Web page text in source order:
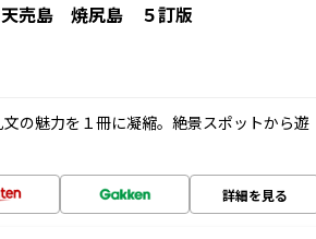
売島 焼尻島 ５訂版
の魅力を１冊に凝縮。絶景スポットから遊
詳細を見る